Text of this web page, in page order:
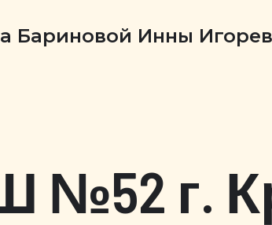
Бариновой Инны
№52 г.